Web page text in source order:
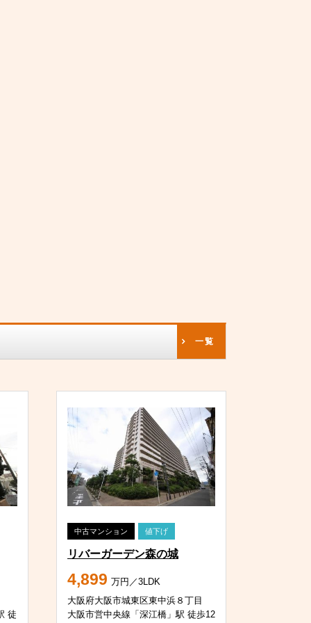
一覧
徒
中古マンション 値下げ
リバーガーデン森の城
4,899 万円／3LDK
大阪府大阪市城東区東中浜８丁目
大阪市営中央線「深江橋」駅 徒歩12